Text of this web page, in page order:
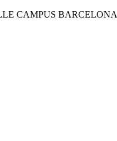
CAMPUS BARCELONA